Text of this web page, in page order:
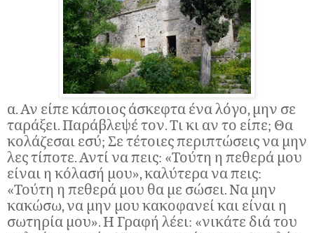
α. Αν είπε κάποιος άσκεφτα ένα λόγο, μην σε
ταράξει. Παράβλεψέ τον. Τι κι αν το είπε; Θα
κολάζεσαι εσύ; Σε τέτοιες περιπτώσεις να μην
λες τίποτε. Αντί να πεις: «Τούτη η πεθερά μου
είναι η κόλασή μου», καλύτερα να πεις:
«Τούτη η πεθερά μου θα με σώσει. Να μην
κακώσω, να μην μου κακοφανεί και είναι η
σωτηρία μου». Η Γραφή λέει: «νικάτε διά του